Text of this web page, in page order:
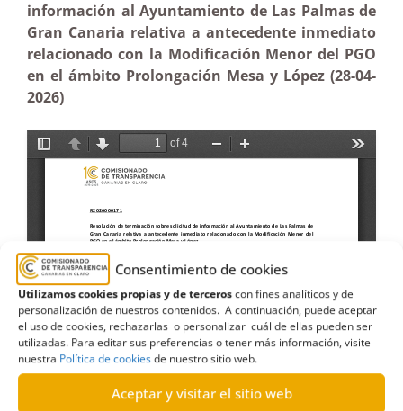
Consentimiento de cookies
Utilizamos cookies propias y de terceroscon fines analíticos y de
personalización de nuestros contenidos. A continuación, puede aceptar
el uso de cookies, rechazarlas o personalizar cuál de ellas pueden ser
utilizadas. Para editar sus preferencias o tener más información, visite
nuestra Política de cookiesde nuestro sitio web.
Aceptar y visitar el sitio web
información al Ayuntamiento de Las Palmas de
Gran Canaria relativa a antecedente inmediato
relacionado con la Modificación Menor del PGO
en el ámbito Prolongación Mesa y López (28-04-
2026)